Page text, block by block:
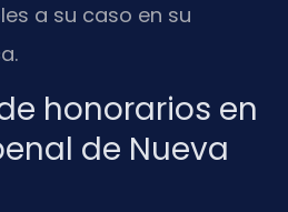
a su caso en su
honorarios en
de Nueva